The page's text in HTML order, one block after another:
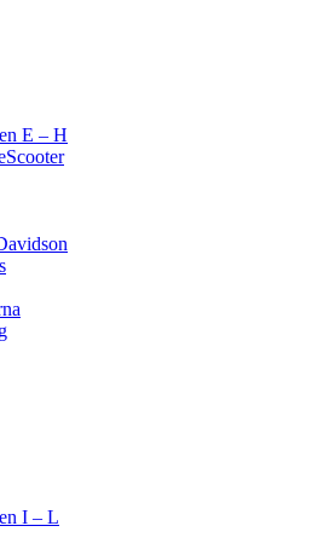
E – H
I – L